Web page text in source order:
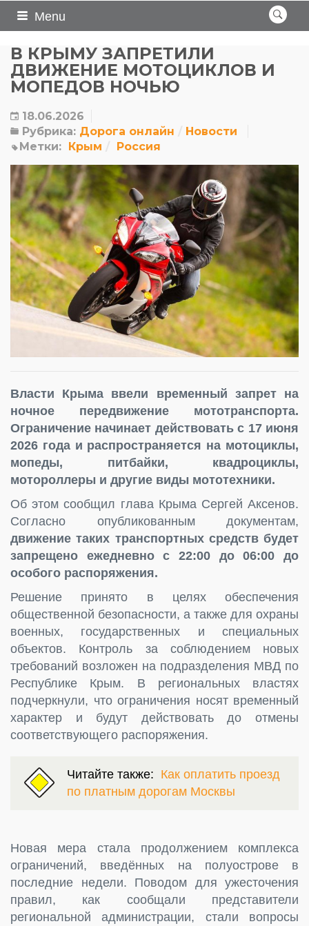
Menu
В КРЫМУ ЗАПРЕТИЛИ
ДВИЖЕНИЕ МОТОЦИКЛОВ И
МОПЕДОВ НОЧЬЮ
18.06.2026
Рубрика: Дорога онлайн
Новости
Метки: Крым Россия
Власти Крыма ввели временный запрет на
ночное передвижение мототранспорта.
Ограничение начинает действовать с 17 июня
2026 года и распространяется на мотоциклы,
мопеды, питбайки, квадроциклы,
мотороллеры и другие виды мототехники.
Об этом сообщил глава Крыма Сергей Аксенов.
Согласно опубликованным документам,
движение таких транспортных средств будет
запрещено ежедневно с 22:00 до 06:00 до
особого распоряжения.
Решение принято в целях обеспечения
общественной безопасности, а также для охраны
военных, государственных и специальных
объектов. Контроль за соблюдением новых
требований возложен на подразделения МВД по
Республике Крым. В региональных властях
подчеркнули, что ограничения носят временный
характер и будут действовать до отмены
соответствующего распоряжения.
Читайте также: Как оплатить проезд
по платным дорогам Москвы
Новая мера стала продолжением комплекса
ограничений, введённых на полуострове в
последние недели. Поводом для ужесточения
правил, как сообщали представители
региональной администрации, стали вопросы